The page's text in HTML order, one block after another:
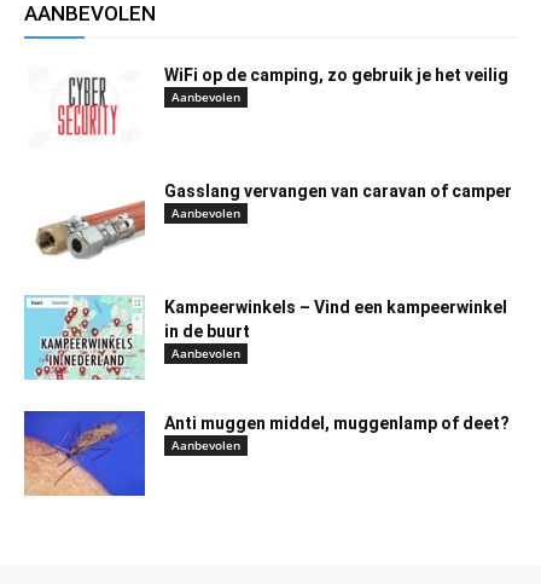
AANBEVOLEN
WiFi op de camping, zo gebruik je het veilig
Aanbevolen
Gasslang vervangen van caravan of camper
Aanbevolen
Kampeerwinkels – Vind een kampeerwinkel
in de buurt
Aanbevolen
Anti muggen middel, muggenlamp of deet?
Aanbevolen